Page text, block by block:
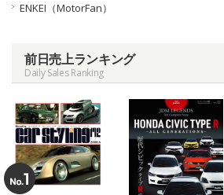
ENKEI（MotorFan）
前日売上ランキング
Daily Sales Ranking